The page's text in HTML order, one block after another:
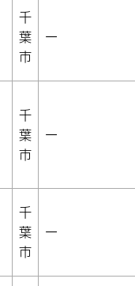
千
葉
市
ー
千
葉
市
ー
千
葉
市
ー